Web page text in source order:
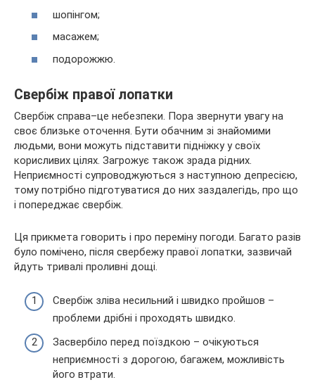
шопінгом;
масажем;
подорожжю.
Свербіж правої лопатки
Свербіж справа–це небезпеки. Пора звернути увагу на
своє близьке оточення. Бути обачним зі знайомими
людьми, вони можуть підставити підніжку у своїх
корисливих цілях. Загрожує також зрада рідних.
Неприємності супроводжуються з наступною депресією,
тому потрібно підготуватися до них заздалегідь, про що
і попереджає свербіж.
Ця прикмета говорить і про переміну погоди. Багато разів
було помічено, після свербежу правої лопатки, зазвичай
йдуть тривалі проливні дощі.
Свербіж зліва несильний і швидко пройшов –
проблеми дрібні і проходять швидко.
Засвербіло перед поїздкою – очікуються
неприємності з дорогою, багажем, можливість
його втрати.